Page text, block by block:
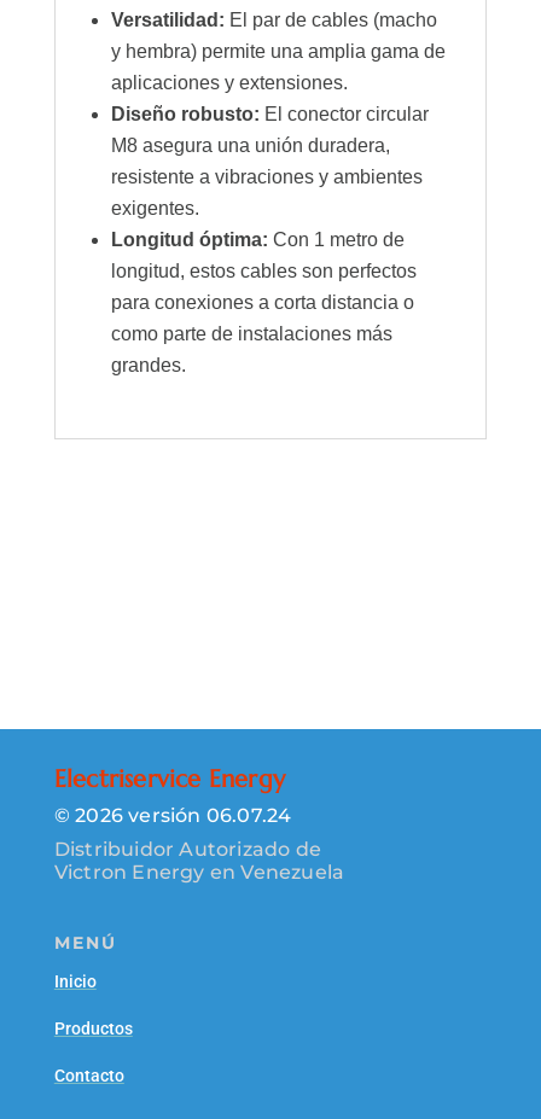
Versatilidad: El par de cables (macho
y hembra) permite una amplia gama de
aplicaciones y extensiones.
Diseño robusto: El conector circular
M8 asegura una unión duradera,
resistente a vibraciones y ambientes
exigentes.
Longitud óptima: Con 1 metro de
longitud, estos cables son perfectos
para conexiones a corta distancia o
como parte de instalaciones más
grandes.
Electriservice Energy
© 2026 versión 06.07.24
Distribuidor Autorizado de
Victron Energy en Venezuela
MENÚ
Inicio
Productos
Contacto